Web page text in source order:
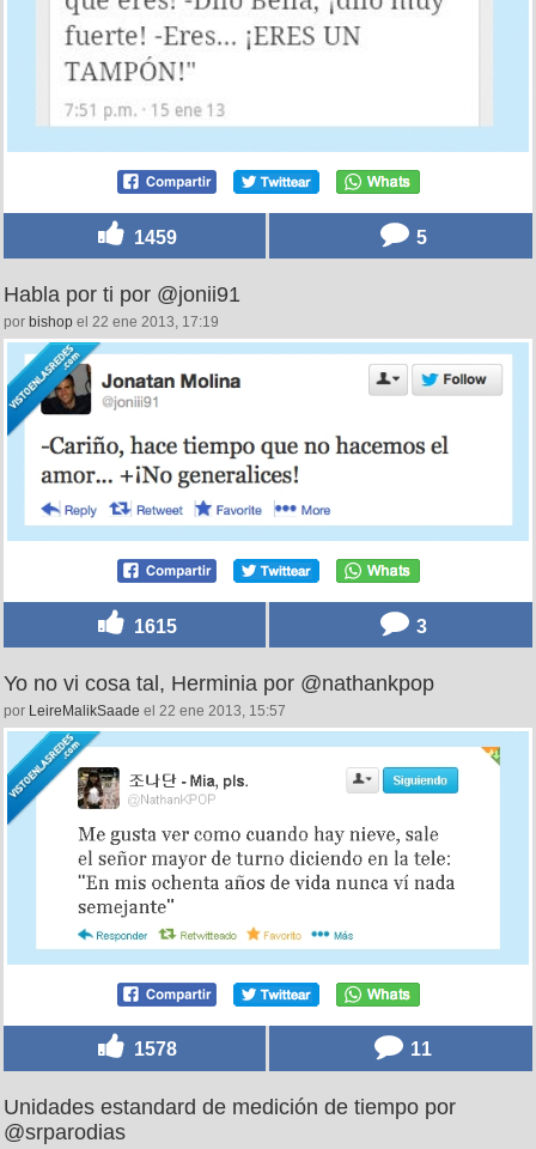
1459 5
Habla por ti por @jonii91
por bishop el 22 ene 2013, 17:19
1615 3
Yo no vi cosa tal, Herminia por @nathankpop
por LeireMalikSaade el 22 ene 2013, 15:57
1578 11
Unidades estandard de medición de tiempo por
@srparodias